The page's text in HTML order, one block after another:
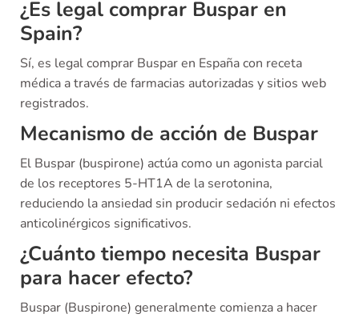
¿Es legal comprar Buspar en
Spain?
Sí, es legal comprar Buspar en España con receta
médica a través de farmacias autorizadas y sitios web
registrados.
Mecanismo de acción de Buspar
El Buspar (buspirone) actúa como un agonista parcial
de los receptores 5-HT1A de la serotonina,
reduciendo la ansiedad sin producir sedación ni efectos
anticolinérgicos significativos.
¿Cuánto tiempo necesita Buspar
para hacer efecto?
Buspar (Buspirone) generalmente comienza a hacer